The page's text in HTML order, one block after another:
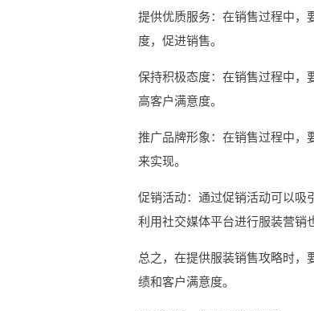
提供优质服务：在销售过程中，
度，促进销售。
保持积极态度：在销售过程中，
高客户满意度。
推广品牌形象：在销售过程中，
来实现。
促销活动：通过促销活动可以吸
利用社交媒体平台进行服装营销
总之，在提供服装销售攻略时，
绩和客户满意度。